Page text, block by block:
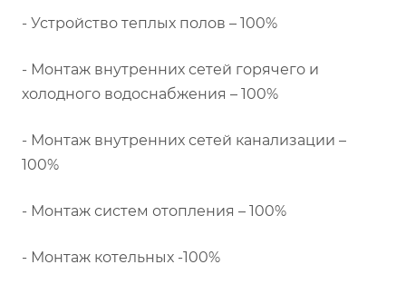
- Устройство теплых полов – 100%
- Монтаж внутренних сетей горячего и
холодного водоснабжения – 100%
- Монтаж внутренних сетей канализации –
100%
- Монтаж систем отопления – 100%
- Монтаж котельных -100%